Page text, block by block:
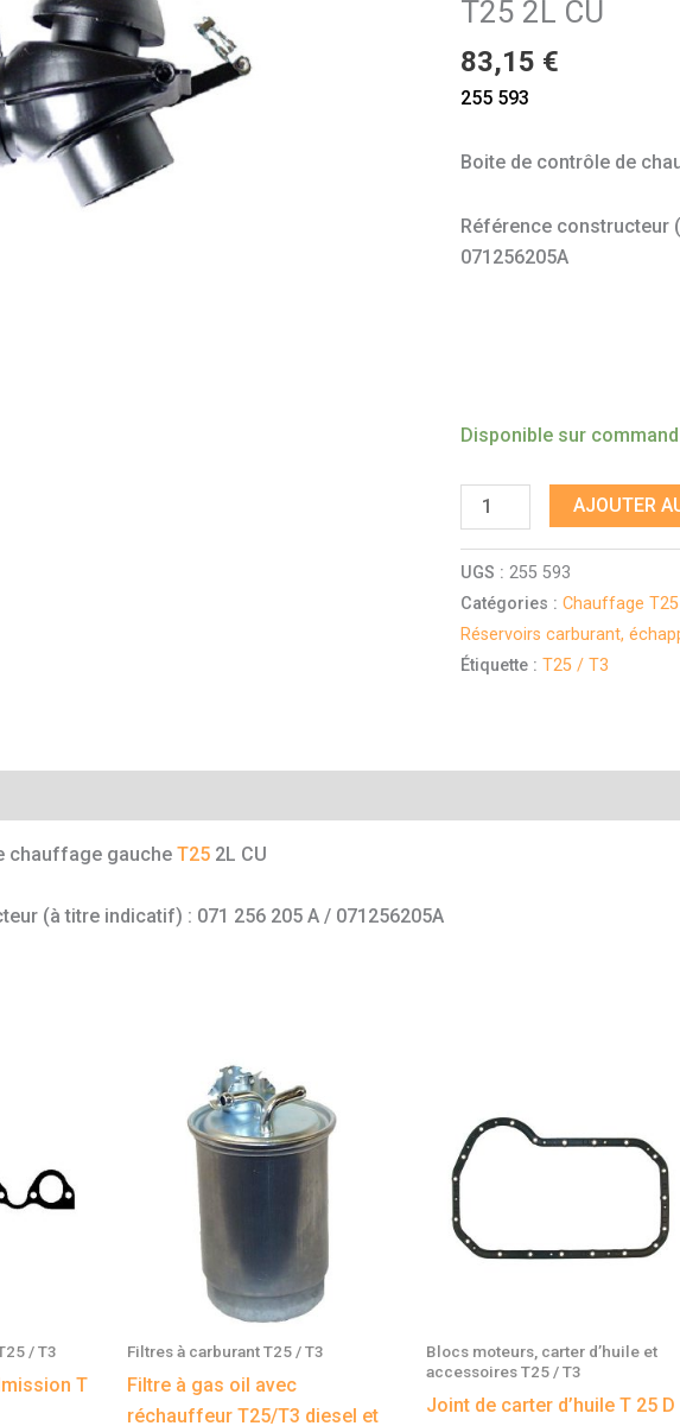
T25 2L CU
83,15 €
255 593
Boite de contrôle de
Référence constructeur
071256205A
Disponible sur
gauche
T25
AJOUTER
UGS :255 593
Catégories :Chauffage
Réservoirs carburant,
Étiquette :T25 / T3
chauffage gauche T252L CU
(à titre indicatif) : 071 256 205 A / 071256205A
/ T3
T
Filtres à carburant T25 / T3
Filtre à gas oil avec
réchauffeur T25/T3 diesel et
Blocs moteurs, carter d’huile et
accessoires T25 / T3
Joint de carter d’huile T 25 D